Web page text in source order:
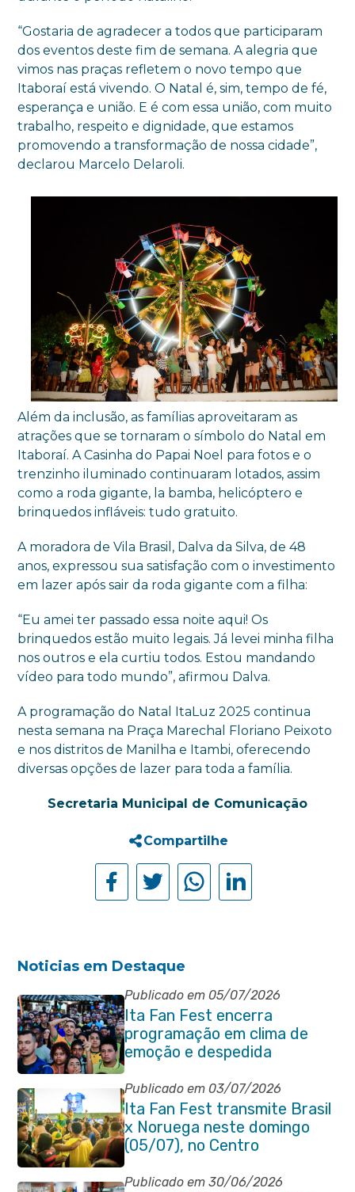
“Gostaria de agradecer a todos que participaram
dos eventos deste fim de semana. A alegria que
vimos nas praças refletem o novo tempo que
Itaboraí está vivendo. O Natal é, sim, tempo de fé,
esperança e união. E é com essa união, com muito
trabalho, respeito e dignidade, que estamos
promovendo a transformação de nossa cidade”,
declarou Marcelo Delaroli.
Além da inclusão, as famílias aproveitaram as
atrações que se tornaram o símbolo do Natal em
Itaboraí. A Casinha do Papai Noel para fotos e o
trenzinho iluminado continuaram lotados, assim
como a roda gigante, la bamba, helicóptero e
brinquedos infláveis: tudo gratuito.
A moradora de Vila Brasil, Dalva da Silva, de 48
anos, expressou sua satisfação com o investimento
em lazer após sair da roda gigante com a filha:
“Eu amei ter passado essa noite aqui! Os
brinquedos estão muito legais. Já levei minha filha
nos outros e ela curtiu todos. Estou mandando
vídeo para todo mundo”, afirmou Dalva.
A programação do Natal ItaLuz 2025 continua
nesta semana na Praça Marechal Floriano Peixoto
e nos distritos de Manilha e Itambi, oferecendo
diversas opções de lazer para toda a família.
Secretaria Municipal de Comunicação
Compartilhe
Noticias em Destaque
Publicado em 05/07/2026
Ita Fan Fest encerra
programação em clima de
emoção e despedida
Publicado em 03/07/2026
Ita Fan Fest transmite Brasil
x Noruega neste domingo
(05/07), no Centro
Publicado em 30/06/2026